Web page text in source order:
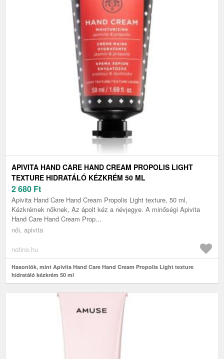
APIVITA HAND CARE HAND CREAM PROPOLIS LIGHT
TEXTURE HIDRATÁLÓ KÉZKRÉM 50 ML
2 680 Ft
Apivita Hand Care Hand Cream Propolis Light texture, 50 ml,
Kézkrémek nőknek, Az ápolt kéz a névjegye. A minőségi Apivita
Hand Care Hand Cream Prop...
női, apivita
notino.hu
Hasonlók, mint Apivita Hand Care Hand Cream Propolis Light texture
hidratáló kézkrém 50 ml